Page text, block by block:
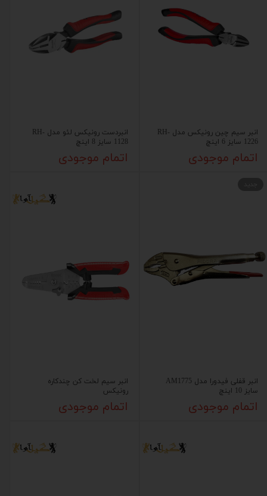
انبر سیم چین رونیکس مدل RH-
1226 سایز 6 اینچ
اتمام موجودی
انبردست رونیکس لئو مدل RH-
1128 سایز 8 اینچ
اتمام موجودی
انبر قفلی فیدورا مدل AM1775
سایز 10 اینچ
اتمام موجودی
انبر سیم لخت کن چندکاره
رونیکس
اتمام موجودی